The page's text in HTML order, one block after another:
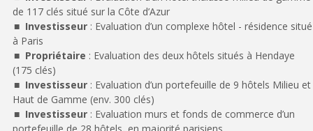
de 117 clés situé sur la Côte d’Azur
Investisseur : Evaluation d’un complexe hôtel - résidence situé
à Paris
Propriétaire : Evaluation des deux hôtels situés à Hendaye
(175 clés)
Investisseur : Evaluation d’un portefeuille de 9 hôtels Milieu et
Haut de Gamme (env. 300 clés)
Investisseur : Evaluation murs et fonds de commerce d’un